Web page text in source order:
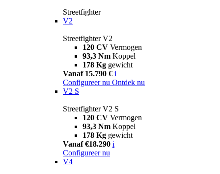
Streetfighter
V2
Streetfighter V2
120 CV Vermogen
93,3 Nm Koppel
178 Kg gewicht
Vanaf 15.790 € i
Configureer nu Ontdek nu
V2 S
Streetfighter V2 S
120 CV Vermogen
93,3 Nm Koppel
178 Kg gewicht
Vanaf €18.290 i
Configureer nu
V4